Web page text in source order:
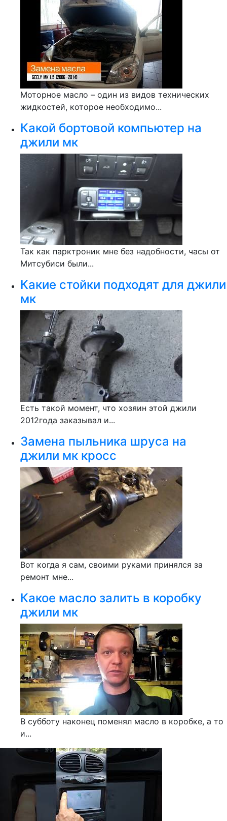
Моторное масло – один из видов технических
жидкостей, которое необходимо...
Какой бортовой компьютер на
джили мк
Так как парктроник мне без надобности, часы от
Митсубиси были...
Какие стойки подходят для джили
мк
Есть такой момент, что хозяин этой джили
2012года заказывал и...
Замена пыльника шруса на
джили мк кросс
Вот когда я сам, своими руками принялся за
ремонт мне...
Какое масло залить в коробку
джили мк
В субботу наконец поменял масло в коробке, а то
и...